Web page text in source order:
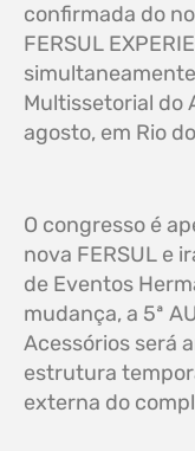
confirmada do
FERSUL
simultaneamente
Multissetorial do
agosto, em Rio
O congresso é
nova FERSUL e
de Eventos
mudança, a 5ª
Acessórios será
estrutura
externa do